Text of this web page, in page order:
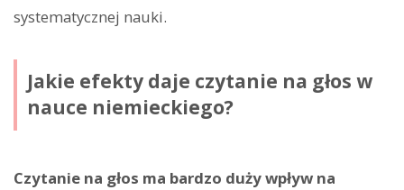
systematycznej nauki.
Jakie efekty daje czytanie na głos w
nauce niemieckiego?
Czytanie na głos ma bardzo duży wpływ na